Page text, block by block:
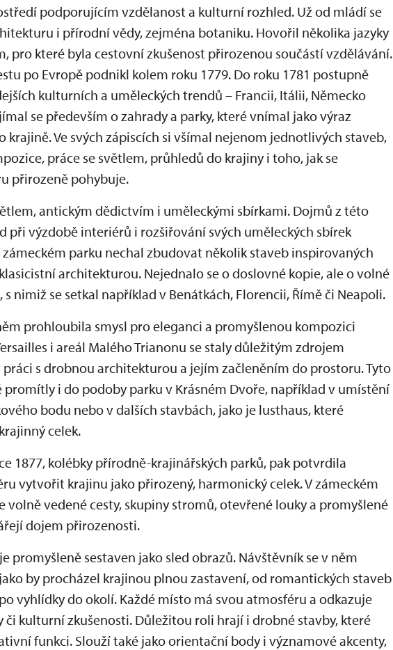
podporujícím vzdělanost a kulturní rozhled. Už od mládí se
i přírodní vědy, zejména botaniku. Hovořil několika jazyky
pro které byla cestovní zkušenost přirozenou součástí vzdělávání.
po Evropě podnikl kolem roku 1779. Do roku 1781 postupně
kulturních a uměleckých trendů – Francii, Itálii, Německo
se především o zahrady a parky, které vnímal jako výraz
krajině. Ve svých zápiscích si všímal nejenom jednotlivých staveb,
práce se světlem, průhledů do krajiny i toho, jak se
přirozeně pohybuje.
antickým dědictvím i uměleckými sbírkami. Dojmů z této
při výzdobě interiérů i rozšiřování svých uměleckých sbírek
zámeckém parku nechal zbudovat několik staveb inspirovaných
architekturou. Nejednalo se o doslovné kopie, ale o volné
nimiž se setkal například v Benátkách, Florencii, Římě či Neapoli.
prohloubila smysl pro eleganci a promyšlenou kompozici
i areál Malého Trianonu se staly důležitým zdrojem
práci s drobnou architekturou a jejím začleněním do prostoru. Tyto
promítly i do podoby parku v Krásném Dvoře, například v umístění
bodu nebo v dalších stavbách, jako je lusthaus, které
celek.
1877, kolébky přírodně-krajinářských parků, pak potvrdila
vytvořit krajinu jako přirozený, harmonický celek. V zámeckém
volně vedené cesty, skupiny stromů, otevřené louky a promyšlené
dojem přirozenosti.
promyšleně sestaven jako sled obrazů. Návštěvník se v něm
by procházel krajinou plnou zastavení, od romantických staveb
vyhlídky do okolí. Každé místo má svou atmosféru a odkazuje
či kulturní zkušenosti. Důležitou roli hrají i drobné stavby, které
funkci. Slouží také jako orientační body i významové akcenty,